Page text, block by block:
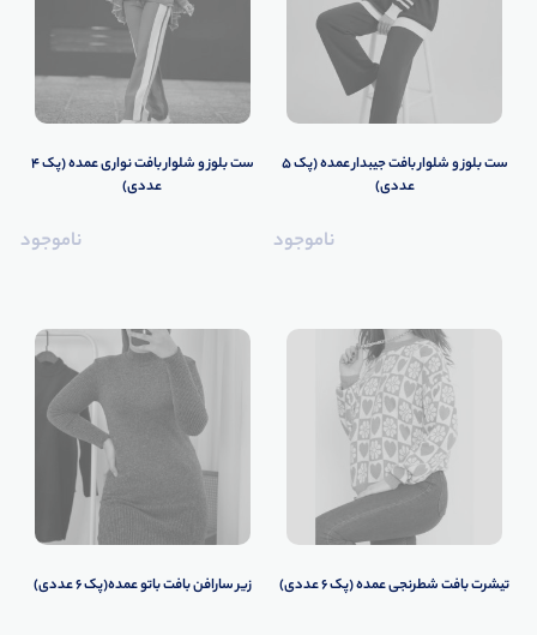
ست بلوز و شلوار بافت جیبدار عمده (پک 5
عددی)
ناموجود
ست بلوز و شلوار بافت نواری عمده (پک 4
عددی)
ناموجود
️تیشرت بافت شطرنجی عمده (پک 6 عددی) زیر سارافن بافت باتو عمده(پک 6 عددی)